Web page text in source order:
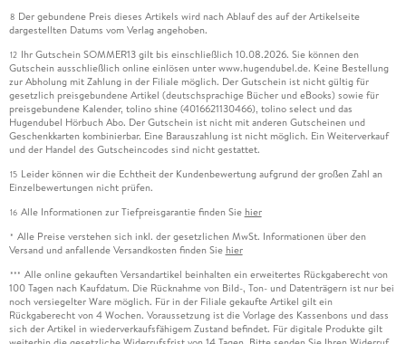
8 Der gebundene Preis dieses Artikels wird nach Ablauf des auf der Artikelseite
dargestellten Datums vom Verlag angehoben.
12 Ihr Gutschein SOMMER13 gilt bis einschließlich 10.08.2026. Sie können den
Gutschein ausschließlich online einlösen unter www.hugendubel.de. Keine Bestellung
zur Abholung mit Zahlung in der Filiale möglich. Der Gutschein ist nicht gültig für
gesetzlich preisgebundene Artikel (deutschsprachige Bücher und eBooks) sowie für
preisgebundene Kalender, tolino shine (4016621130466), tolino select und das
Hugendubel Hörbuch Abo. Der Gutschein ist nicht mit anderen Gutscheinen und
Geschenkkarten kombinierbar. Eine Barauszahlung ist nicht möglich. Ein Weiterverkauf
und der Handel des Gutscheincodes sind nicht gestattet.
15 Leider können wir die Echtheit der Kundenbewertung aufgrund der großen Zahl an
Einzelbewertungen nicht prüfen.
16 Alle Informationen zur Tiefpreisgarantie finden Sie hier
* Alle Preise verstehen sich inkl. der gesetzlichen MwSt. Informationen über den
Versand und anfallende Versandkosten finden Sie hier
*** Alle online gekauften Versandartikel beinhalten ein erweitertes Rückgaberecht von
100 Tagen nach Kaufdatum. Die Rücknahme von Bild-, Ton- und Datenträgern ist nur bei
noch versiegelter Ware möglich. Für in der Filiale gekaufte Artikel gilt ein
Rückgaberecht von 4 Wochen. Voraussetzung ist die Vorlage des Kassenbons und dass
sich der Artikel in wiederverkaufsfähigem Zustand befindet. Für digitale Produkte gilt